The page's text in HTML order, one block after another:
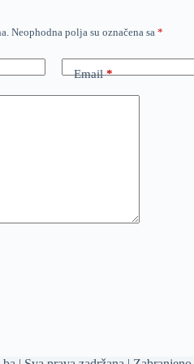
Neophodna polja su označena sa *
Email*